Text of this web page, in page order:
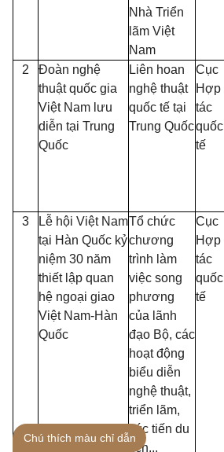
Nhà Triển
lãm Việt
Nam
2
Đoàn nghệ
thuật quốc gia
Việt Nam lưu
diễn tại Trung
Quốc
Liên hoan
nghệ thuật
quốc tế tại
Trung Quốc
Cục
Hợp
tác
quốc
tế
3
Lễ hội Việt Nam
tại Hàn Quốc kỷ
niệm 30 năm
thiết lập quan
hệ ngoại giao
Việt Nam-Hàn
Quốc
Tổ chức
chương
trình làm
việc song
phương
của lãnh
đạo Bộ, các
hoạt động
biểu diễn
nghệ thuật,
triển lãm,
xúc tiến du
lịch...
Cục
Hợp
tác
quốc
tế
Chú thích màu chỉ dẫn